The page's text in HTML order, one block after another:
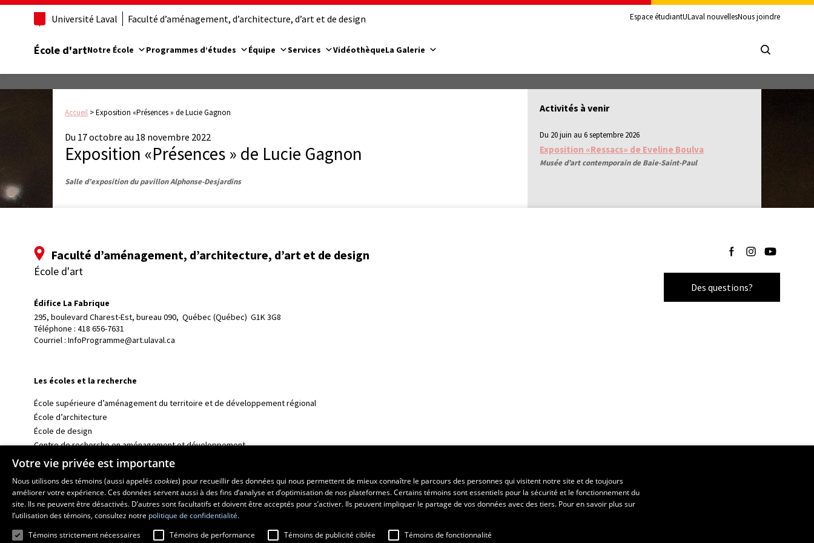
Université Laval Faculté d’aménagement, d’architecture, d’art et de design Espace étudiantULaval nouvellesNous joindre
École d'artNotre École Programmes d’études Équipe Services VidéothèqueLa Galerie
Accueil >Exposition «Présences » de Lucie Gagnon
Du 17 octobre au 18 novembre 2022
Exposition «Présences » de Lucie Gagnon
Salle d’exposition du pavillon Alphonse-Desjardins
Activités à venir
Du 20 juin au 6 septembre 2026
Exposition «Ressacs» de Eveline Boulva
Musée d’art contemporain de Baie-Saint-Paul
Faculté d’aménagement, d’architecture, d’art et de design
École d'art
Édifice La Fabrique
295, boulevard Charest-Est, bureau 090, Québec (Québec)  G1K 3G8
Téléphone : 418 656-7631
Courriel : InfoProgramme@art.ulaval.ca
Suivez-nous sur
Suivez-nous sur
Suivez-nous
Des questions?
Les écoles et la recherche
École supérieure d’aménagement du territoire et de développement régional
École d’architecture
École de design
Centre de recherche en aménagement et développement
Votre vie privée est importante
Nous utilisons des témoins (aussi appeléscookies) pour recueillir des données qui nous permettent de mieux connaître le parcours des personnes qui visitent notre site et de toujours
améliorer votre expérience. Ces données servent aussi à des fins d’analyse et d’optimisation de nos plateformes. Certains témoins sont essentiels pour la sécurité et le fonctionnement du
site. Ils ne peuvent être désactivés. D’autres sont facultatifs et doivent être acceptés pour s’activer. Ils peuvent impliquer le partage de vos données avec des tiers. Pour en savoir plus sur
l’utilisation des témoins, consultez notre politique de confidentialité.
Témoins strictement nécessaires
Témoins de performance Témoins de publicité ciblée Témoins de fonctionnalité